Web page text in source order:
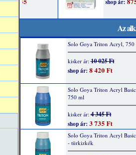
Az
Solo Goya Triton Acryl, 750
kisker ár:10 025 Ft
shop ár: 8 420 Ft
Solo Goya Triton Acryl
750 ml
kisker ár:4 345 Ft
shop ár: 3 735 Ft
Solo Goya Triton Acryl
- türkizkék